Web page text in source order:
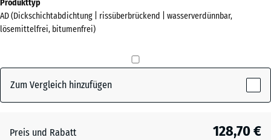
Farben?
Farbpalette
Schwarz(active)
für
den
x
266
Produkttyp
AD (Dickschichtabdichtung | rissüberbrückend | wasserverdünnbar,
lösemittelfrei, bitumenfrei)
Zum Vergleich hinzufügen
Preis und Rabatt 128,70 €